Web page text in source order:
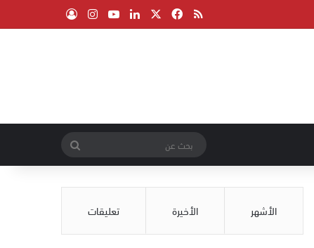
ملخص الموقع RSS
فيسبوك لينكدإن ‫YouTube
انستقرام
عن
الأشهر الأخيرة تعليقات